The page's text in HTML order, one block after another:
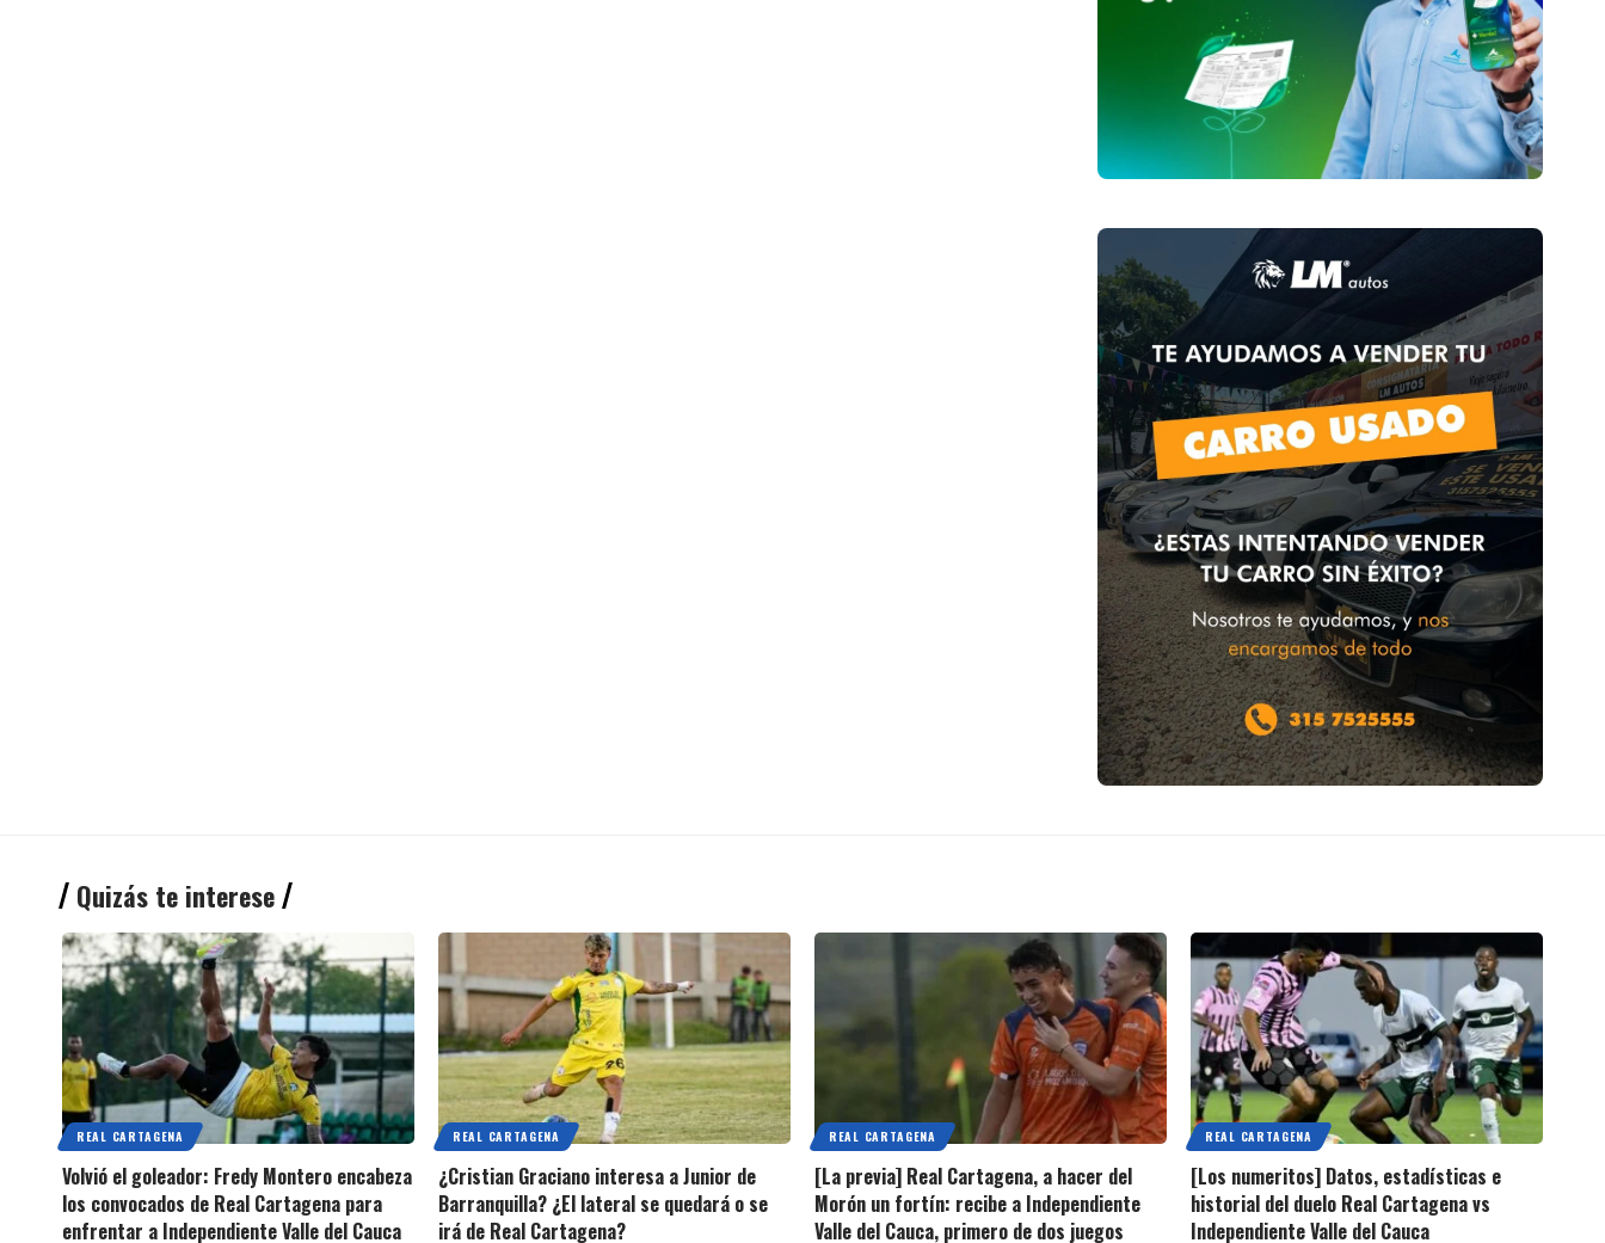
Quizás te interese
REAL CARTAGENA
Volvió el goleador: Fredy Montero encabeza
los convocados de Real Cartagena para
enfrentar a Independiente Valle del Cauca
REAL CARTAGENA
¿Cristian Graciano interesa a Junior de
Barranquilla? ¿El lateral se quedará o se
irá de Real Cartagena?
REAL CARTAGENA
[La previa] Real Cartagena, a hacer del
Morón un fortín: recibe a Independiente
Valle del Cauca, primero de dos juegos
REAL CARTAGENA
[Los numeritos] Datos, estadísticas e
historial del duelo Real Cartagena vs
Independiente Valle del Cauca